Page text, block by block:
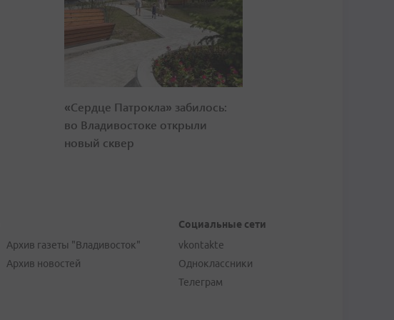
«Сердце Патрокла» забилось:
во Владивостоке открыли
новый сквер
Архив газеты "Владивосток"
Архив новостей
Социальные сети
vkontakte
Одноклассники
Телеграм